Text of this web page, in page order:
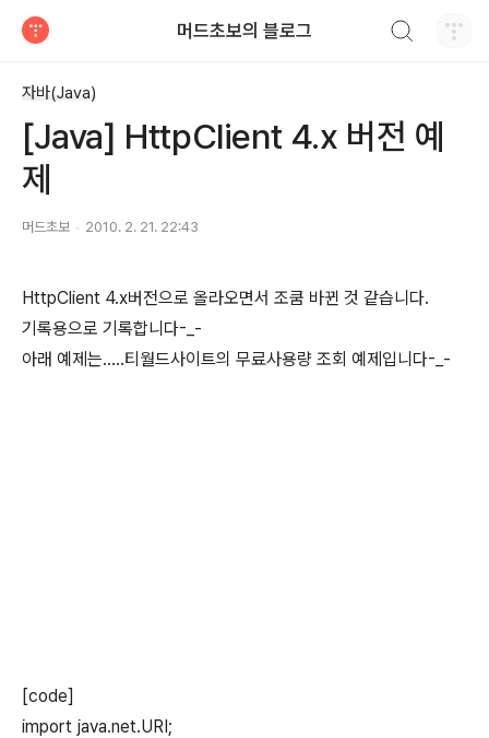
머드초보의 블로그
자바(Java)
[Java] HttpClient 4.x 버전 예
제
머드초보 2010. 2. 21. 22:43
HttpClient 4.x버전으로 올라오면서 조쿰 바뀐 것 같습니다.
기록용으로 기록합니다-_-
아래 예제는.....티월드사이트의 무료사용량 조회 예제입니다-_-
[code]
import java.net.URI;